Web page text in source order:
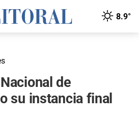
8.9°
de
su instancia final